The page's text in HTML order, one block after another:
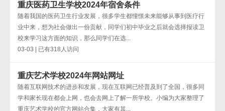
重庆医药卫生学校2024年宿舍条件
随着我国的医药卫生行业发展，很多学生都憧憬未来能够从事到医疗行
业中来，想为社会做出一份贡献，同学们初中毕业之后就会选择报读卫
校来学习这方面的知识，那么同学们在选...
03-03 | 已有318人访问
重庆艺术学校2024年网站网址
随着互联网技术的进步和发展，现在互联网已经普及到了全国，很多同
学和家长现在都会上网，也会去网上了解一所学校。小编为大家整理了
重庆艺术学校的官方网站合集，大家有其...